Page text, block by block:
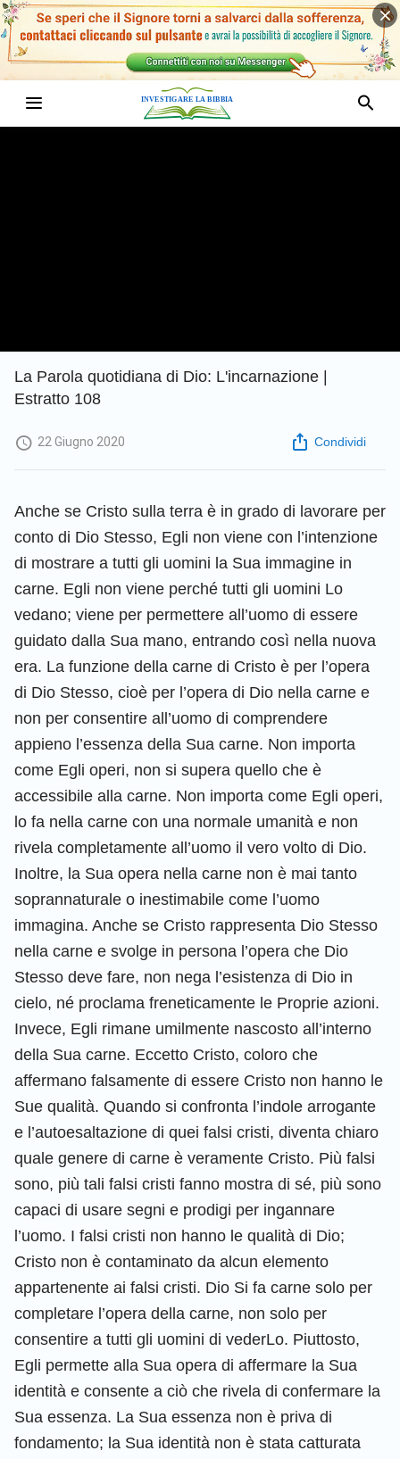
La Parola quotidiana di Dio: L'incarnazione |
Estratto 108
22 Giugno 2020 Condividi
Anche se Cristo sulla terra è in grado di lavorare per
conto di Dio Stesso, Egli non viene con l’intenzione
di mostrare a tutti gli uomini la Sua immagine in
carne. Egli non viene perché tutti gli uomini Lo
vedano; viene per permettere all’uomo di essere
guidato dalla Sua mano, entrando così nella nuova
era. La funzione della carne di Cristo è per l’opera
di Dio Stesso, cioè per l’opera di Dio nella carne e
non per consentire all’uomo di comprendere
appieno l’essenza della Sua carne. Non importa
come Egli operi, non si supera quello che è
accessibile alla carne. Non importa come Egli operi,
lo fa nella carne con una normale umanità e non
rivela completamente all’uomo il vero volto di Dio.
Inoltre, la Sua opera nella carne non è mai tanto
soprannaturale o inestimabile come l’uomo
immagina. Anche se Cristo rappresenta Dio Stesso
nella carne e svolge in persona l’opera che Dio
Stesso deve fare, non nega l’esistenza di Dio in
cielo, né proclama freneticamente le Proprie azioni.
Invece, Egli rimane umilmente nascosto all’interno
della Sua carne. Eccetto Cristo, coloro che
affermano falsamente di essere Cristo non hanno le
Sue qualità. Quando si confronta l’indole arrogante
e l’autoesaltazione di quei falsi cristi, diventa chiaro
quale genere di carne è veramente Cristo. Più falsi
sono, più tali falsi cristi fanno mostra di sé, più sono
capaci di usare segni e prodigi per ingannare
l’uomo. I falsi cristi non hanno le qualità di Dio;
Cristo non è contaminato da alcun elemento
appartenente ai falsi cristi. Dio Si fa carne solo per
completare l’opera della carne, non solo per
consentire a tutti gli uomini di vederLo. Piuttosto,
Egli permette alla Sua opera di affermare la Sua
identità e consente a ciò che rivela di confermare la
Sua essenza. La Sua essenza non è priva di
fondamento; la Sua identità non è stata catturata